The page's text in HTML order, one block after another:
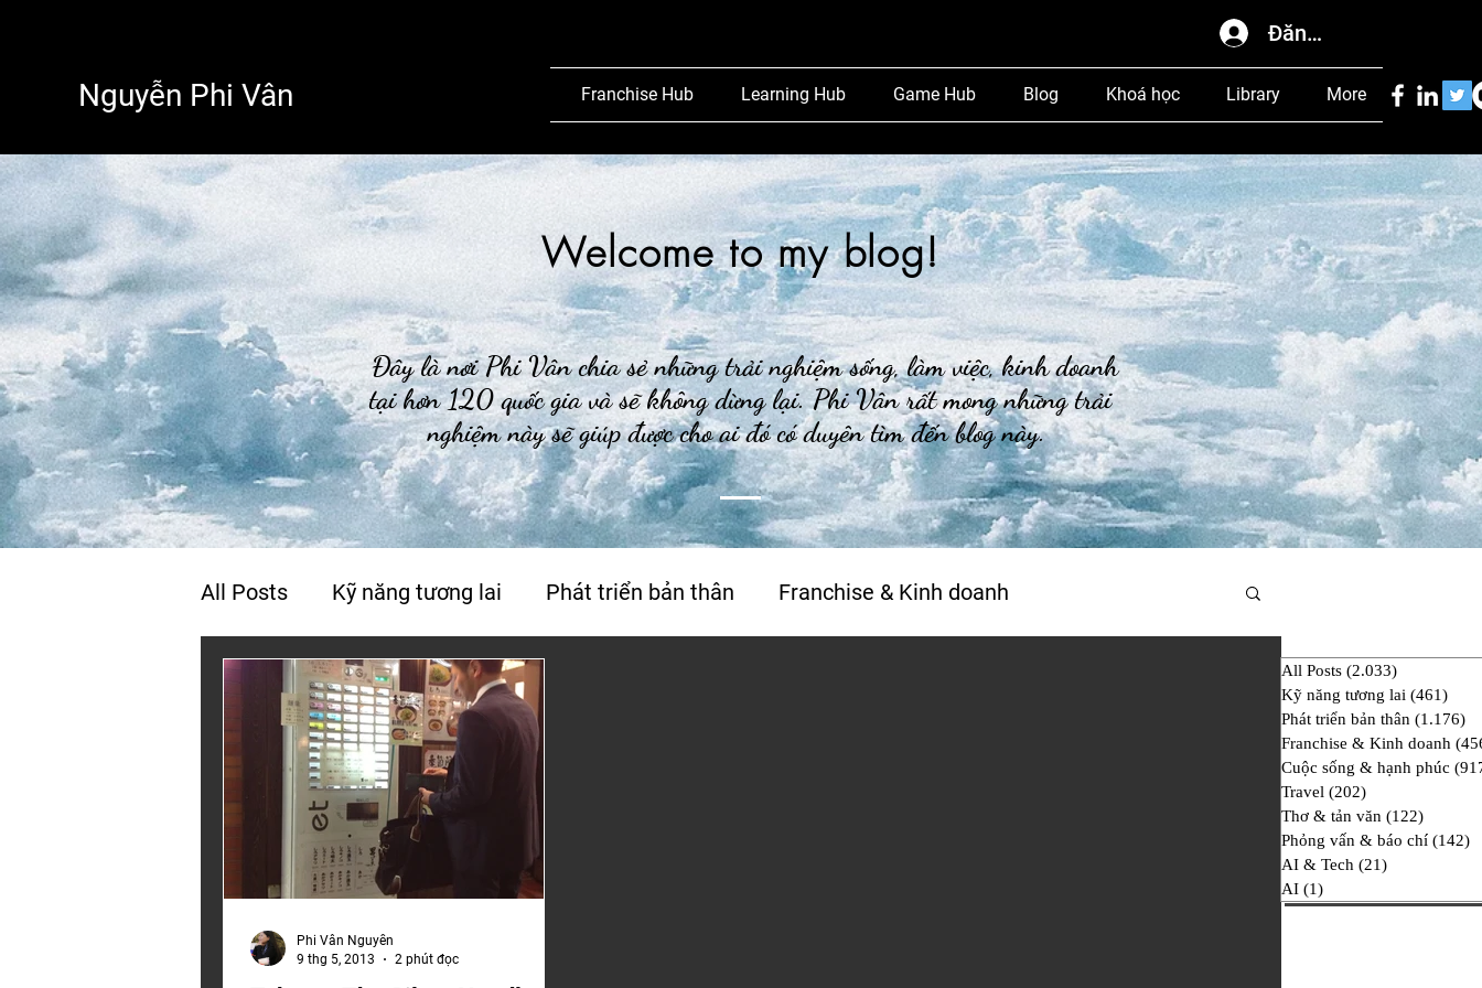
Đăng nhập
Nguyễn Phi Vân Franchise Hub Learning Hub Game Hub Blog Khoá học Library More
Đây là nơi Phi Vân chia sẻ những trải nghiệm sống, làm việc, kinh doanh
tại hơn 120 quốc gia và sẽ không dừng lại. Phi Vân rất mong những trải
nghiệm này sẽ giúp được cho ai đó có duyên tìm đến blog này.
Welcome to my blog!
All Posts Kỹ năng tương lai Phát triển bản thân Franchise & Kinh doanh
Cuộc sống & hạnh phúc Travel
Phi Vân Nguyễn
9 thg 5, 2013
2 phút đọc
All Posts (2.033)
Kỹ năng tương lai (461)
Phát triển bản thân (1.176)
Franchise & Kinh doanh
Cuộc sống & hạnh phúc
Travel (202)
Thơ & tản văn (122)
Phỏng vấn & báo chí (142)
AI & Tech (21)
AI (1)